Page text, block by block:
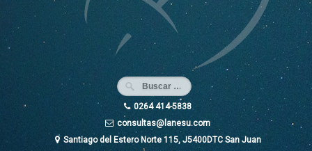
0264 414-5838
consultas@lanesu.com
Santiago del Estero Norte 115, J5400DTC San Juan